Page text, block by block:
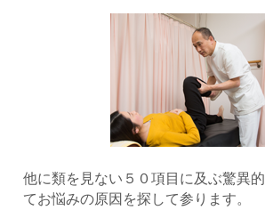
他に類を見ない５０項目に及ぶ驚異
てお悩みの原因を探して参ります。